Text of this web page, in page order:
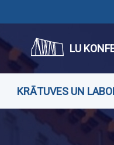
LU
KRĀTUVES UN